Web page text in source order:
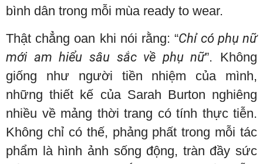
bình dân trong mỗi mùa ready to wear.
Thật chẳng oan khi nói rằng: “Chỉ có phụ nữ
mới am hiểu sâu sắc về phụ nữ”. Không
giống như người tiền nhiệm của mình,
những thiết kế của Sarah Burton nghiêng
nhiều về mảng thời trang có tính thực tiễn.
Không chỉ có thế, phảng phất trong mỗi tác
phẩm là hình ảnh sống động, tràn đầy sức